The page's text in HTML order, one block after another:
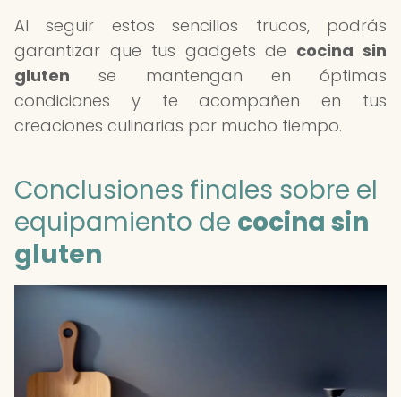
Al seguir estos sencillos trucos, podrás
garantizar que tus gadgets de cocina sin
gluten se mantengan en óptimas
condiciones y te acompañen en tus
creaciones culinarias por mucho tiempo.
Conclusiones finales sobre el
equipamiento de cocina sin
gluten